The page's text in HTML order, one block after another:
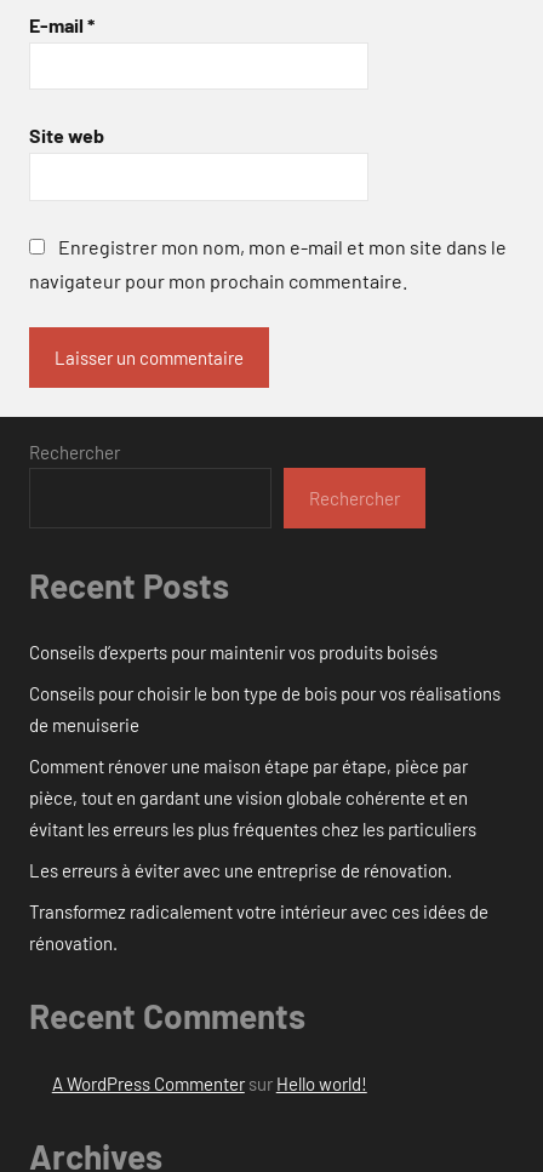
E-mail *
Site web
Enregistrer mon nom, mon e-mail et mon site dans le
navigateur pour mon prochain commentaire.
Rechercher
Rechercher
Recent Posts
Conseils d’experts pour maintenir vos produits boisés
Conseils pour choisir le bon type de bois pour vos réalisations
de menuiserie
Comment rénover une maison étape par étape, pièce par
pièce, tout en gardant une vision globale cohérente et en
évitant les erreurs les plus fréquentes chez les particuliers
Les erreurs à éviter avec une entreprise de rénovation.
Transformez radicalement votre intérieur avec ces idées de
rénovation.
Recent Comments
A WordPress Commentersur Hello world!
Archives